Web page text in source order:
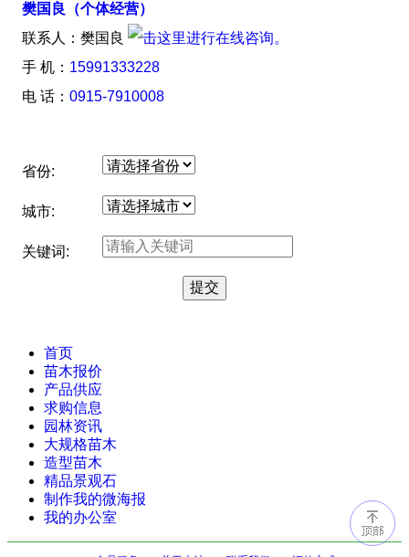
樊国良（个体经营）
联系人：樊国良
手 机： 15991333228
电 话： 0915-7910008
省份:
城市:
关键词:
首页
苗木报价
产品供应
求购信息
园林资讯
大规格苗木
造型苗木
精品景观石
制作我的微海报
我的办公室